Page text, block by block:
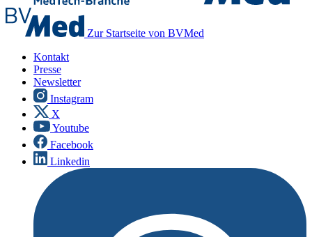
Zur Startseite von BVMed
Kontakt
Presse
Newsletter
Instagram
X
Youtube
Facebook
Linkedin